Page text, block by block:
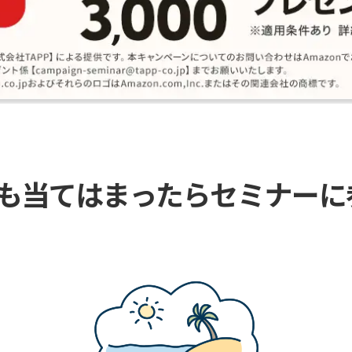
当てはまったらセミナー